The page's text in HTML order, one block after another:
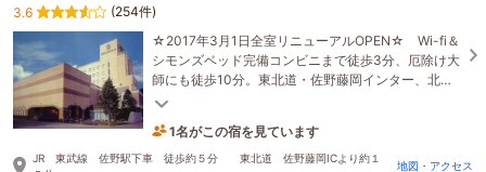
3.6
(254件)
☆2017年3月1日全室リニューアルOPEN☆ Wi-fi＆
シモンズベッド完備コンビニまで徒歩3分、厄除け大
師にも徒歩10分。東北道・佐野藤岡インター、北関
東道・佐野田沼インター、アウトレットまで車で15
1名がこの宿を見ています
19分前に予約されました
JR 東武線 佐野駅下車 徒歩約５分 東北道 佐野藤岡ICより約１
地図・アクセス